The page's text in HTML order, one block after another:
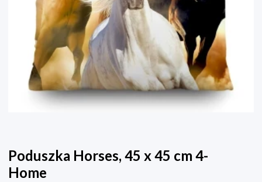
Poduszka Horses, 45 x 45 cm 4-
Home